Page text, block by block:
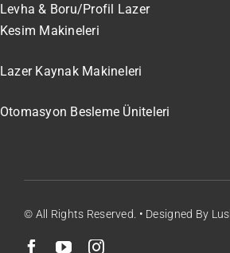
Levha & Boru/Profil Lazer
Kesim Makineleri
Lazer Kaynak Makineleri
Otomasyon Besleme Üniteleri
© All Rights Reserved. • Designed By